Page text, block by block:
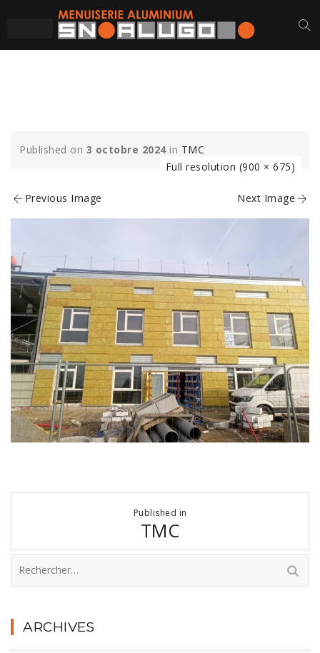
Published on 3 octobre 2024in TMC
Full resolution (900 × 675)
Previous Image Next Image
l’article
Published in
TMC
ARCHIVES